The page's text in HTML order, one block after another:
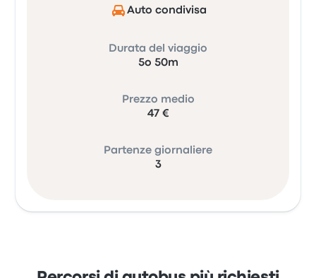
Auto condivisa
Durata del viaggio
5o 50m
Prezzo medio
47 €
Partenze giornaliere
3